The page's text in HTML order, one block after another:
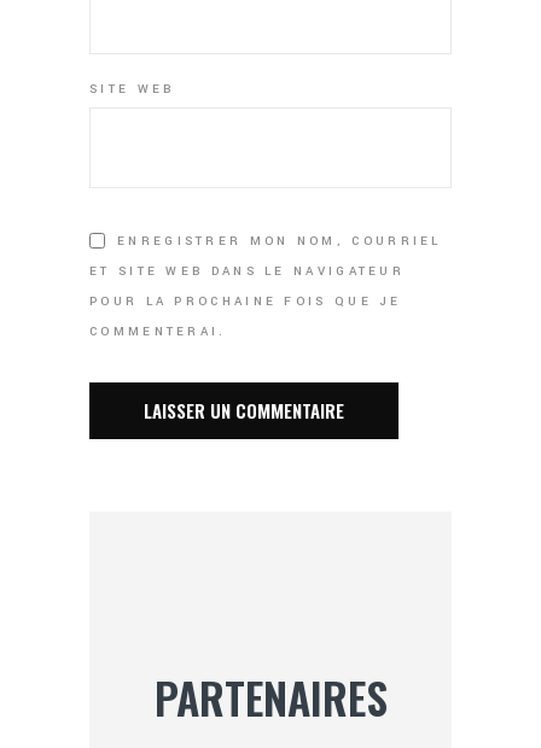
SITE WEB
ENREGISTRER MON NOM, COURRIEL
ET SITE WEB DANS LE NAVIGATEUR
POUR LA PROCHAINE FOIS QUE JE
COMMENTERAI.
PARTENAIRES